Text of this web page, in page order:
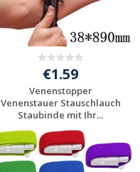
€1.59
Venenstopper
Venenstauer Stauschlauch
Staubinde mit Ihr...
Individuelle
Werbeartikel
anfragen